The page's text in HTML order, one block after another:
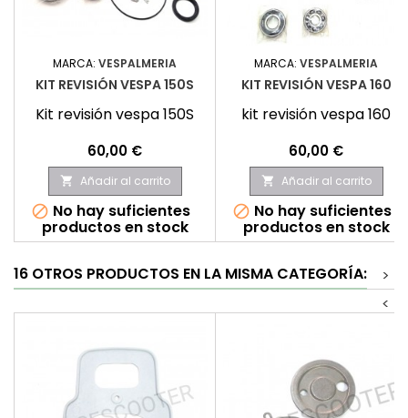
MARCA: VESPALMERIA
KIT REVISIÓN VESPA 150S
Kit revisión vespa 150S
Precio
60,00 €
 Añadir al carrito
 No hay suficientes
productos en stock
MARCA: VESPALMERIA
KIT REVISIÓN VESPA 160
kit revisión vespa 160
Precio
60,00 €
 Añadir al carrito
 No hay suficientes
productos en stock
16 OTROS PRODUCTOS EN LA MISMA CATEGORÍA:
>
<